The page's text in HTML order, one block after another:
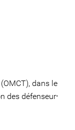
dans le
des défenseur⸱